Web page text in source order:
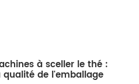
à sceller le thé :
de l'emballage